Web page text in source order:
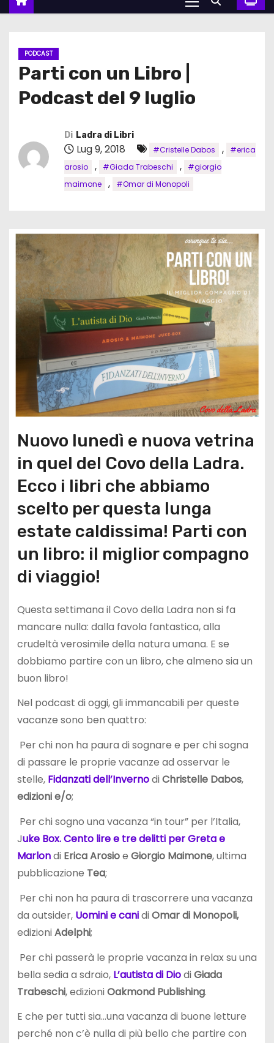
PODCAST
Parti con un Libro |
Podcast del 9 luglio
Di Ladra di Libri
Lug 9, 2018 #Cristelle Dabos ,
#erica
arosio
, #Giada Trabeschi ,
#giorgio
maimone
, #Omar di Monopoli
Nuovo lunedì e nuova vetrina
in quel del Covo della Ladra.
Ecco i libri che abbiamo
scelto per questa lunga
estate caldissima! Parti con
un libro: il miglior compagno
di viaggio!
Questa settimana il Covo della Ladra non si fa
mancare nulla: dalla favola fantastica, alla
crudeltà verosimile della natura umana. E se
dobbiamo partire con un libro, che almeno sia un
buon libro!
Nel podcast di oggi, gli immancabili per queste
vacanze sono ben quattro:
Per chi non ha paura di sognare e per chi sogna
di passare le proprie vacanze ad osservar le
stelle, Fidanzati dell’InvernodiChristelle Dabos,
edizioni e/o;
Per chi sogno una vacanza “in tour” per l’Italia,
Juke Box. Cento lire e tre delitti per Greta e
Marlondi Erica Arosioe Giorgio Maimone, ultima
pubblicazione Tea;
Per chi non ha paura di trascorrere una vacanza
da outsider, Uomini e canidiOmar di Monopoli,
edizioniAdelphi;
Per chi passerà le proprie vacanza in relax su una
bella sedia a sdraio, L’autista di DiodiGiada
Trabeschi, edizioniOakmond Publishing.
E che per tutti sia…una vacanza di buone letture
perché non c’è nulla di più bello che partire con